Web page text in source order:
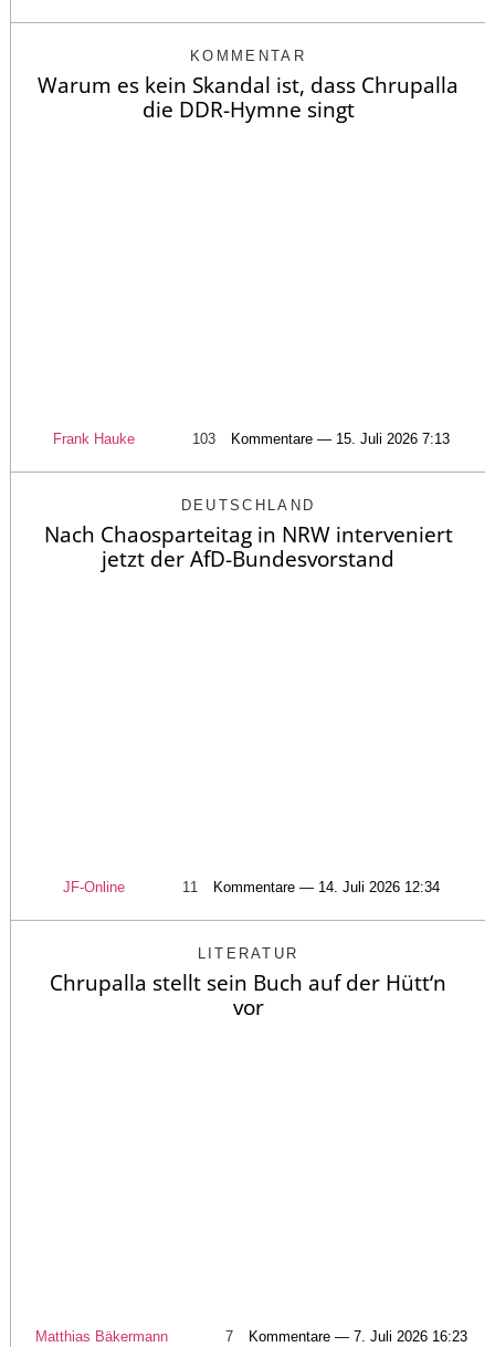
KOMMENTAR
Warum es kein Skandal ist, dass Chrupalla
die DDR-Hymne singt
Frank Hauke 103 Kommentare — 15. Juli 2026 7:13
DEUTSCHLAND
Nach Chaosparteitag in NRW interveniert
jetzt der AfD-Bundesvorstand
JF-Online 11 Kommentare — 14. Juli 2026 12:34
LITERATUR
Chrupalla stellt sein Buch auf der Hütt‘n
vor
Matthias Bäkermann 7 Kommentare — 7. Juli 2026 16:23